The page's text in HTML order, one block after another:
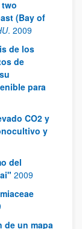
(Bay of
. 2009
de los
de
para
CO2 y
y
del
2009
de un mapa